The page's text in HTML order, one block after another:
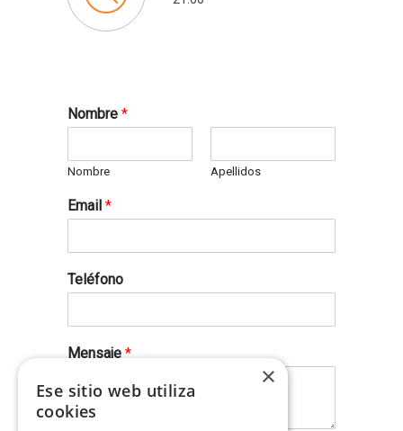
Nombre *
Nombre Apellidos
Email *
Teléfono
Mensaje*
×
Ese sitio web utiliza
cookies